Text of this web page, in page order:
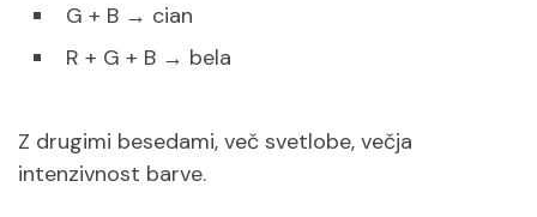
G + B → cian
R + G + B → bela
Z drugimi besedami, več svetlobe, večja
intenzivnost barve.